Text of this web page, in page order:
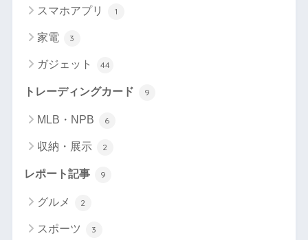
スマホアプリ 1
家電 3
ガジェット 44
トレーディングカード 9
MLB・NPB 6
収納・展示 2
レポート記事 9
グルメ 2
スポーツ 3